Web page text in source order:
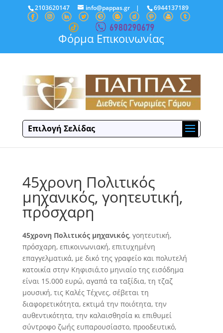
2103620147 info@pappas.gr| 6944137189
Φόρμα Επικοινωνίας
Επιλογή Σελίδας
45χρονη Πολιτικός
μηχανικός, γοητευτική,
πρόσχαρη
45χρονη Πολιτικός μηχανικός, γοητευτική,
πρόσχαρη, επικοινωνιακή, επιτυχημένη
επαγγελματικά, με δικό της γραφείο και πολυτελή
κατοικία στην Κηφισιά,το μηνιαίο της εισόδημα
είναι 15.000 ευρώ, αγαπά τα ταξίδια, τη τζαζ
μουσική, τις Καλές Τέχνες, σέβεται τη
διαφορετικότητα, εκτιμά την ποιότητα, την
αυθεντικότητα, την καλαισθησία κι επιθυμεί
σύντροφο ζωής ευπαρουσίαστο, προοδευτικό,